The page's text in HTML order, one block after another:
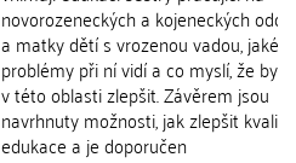
novorozeneckých a kojeneckých
a matky dětí s vrozenou vadou, jaké
problémy při ní vidí a co myslí, že by
v této oblasti zlepšit. Závěrem jsou
navrhnuty možnosti, jak zlepšit kvalitu
edukace a je doporučen